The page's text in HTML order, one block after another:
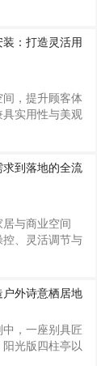
入了解客户需
定制于一体，
流程服务，满足
牌元素精准呈
可根据客户需
业LOGO、品牌
过高清印刷或
品牌曾定制“星
底，融入车灯造
：打造灵活用
，提升顾客体
实用性与美观
流增收。定制
推拉帐篷的定
与店铺风格。
确定帐篷规
度可按需延
一家位于街角
状，定制了异
利用了每一寸
到落地的全流
与商业空间
、灵活调节与
性、安全性与
一、精准需求
明确使用场景
阳面积、抗风
覆盖15㎡以
咖啡馆外摆区，
外诗意栖居地
，一座别具匠
光版四柱亭以